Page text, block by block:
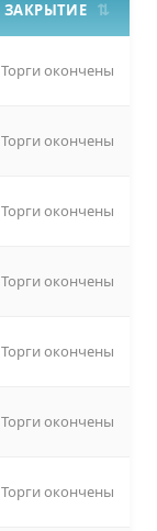
ЗАКРЫТИЕ
Торги окончены
Торги окончены
Торги окончены
Торги окончены
Торги окончены
Торги окончены
Торги окончены